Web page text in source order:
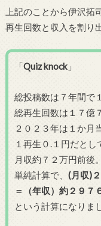
上記のことから伊沢拓
再生回数と収入を割り
「Quiz knock」
総投稿数は７年間で
総再生回数は１７億
２０２３年は１か月
１再生０.１円だとし
月収約７２万円前後。
単純計算で、 (月収)
＝（年収）約２９７
という計算になりま